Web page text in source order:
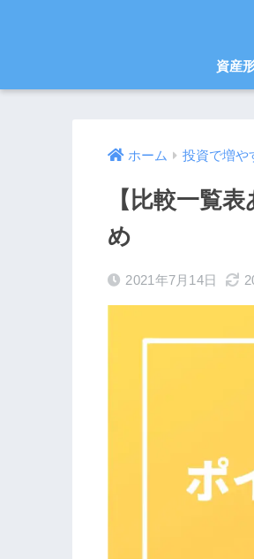
資産
ホーム 投資で増や
【比較一覧
め
2021年7月14日